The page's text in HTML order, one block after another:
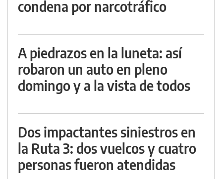
condena por narcotráfico
A piedrazos en la luneta: así
robaron un auto en pleno
domingo y a la vista de todos
Dos impactantes siniestros en
la Ruta 3: dos vuelcos y cuatro
personas fueron atendidas